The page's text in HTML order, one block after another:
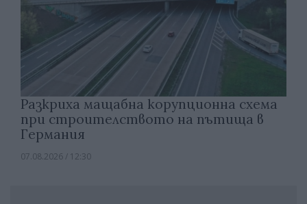
Разкриха мащабна корупционна схема
при строителството на пътища в
Германия
07.08.2026 / 12:30